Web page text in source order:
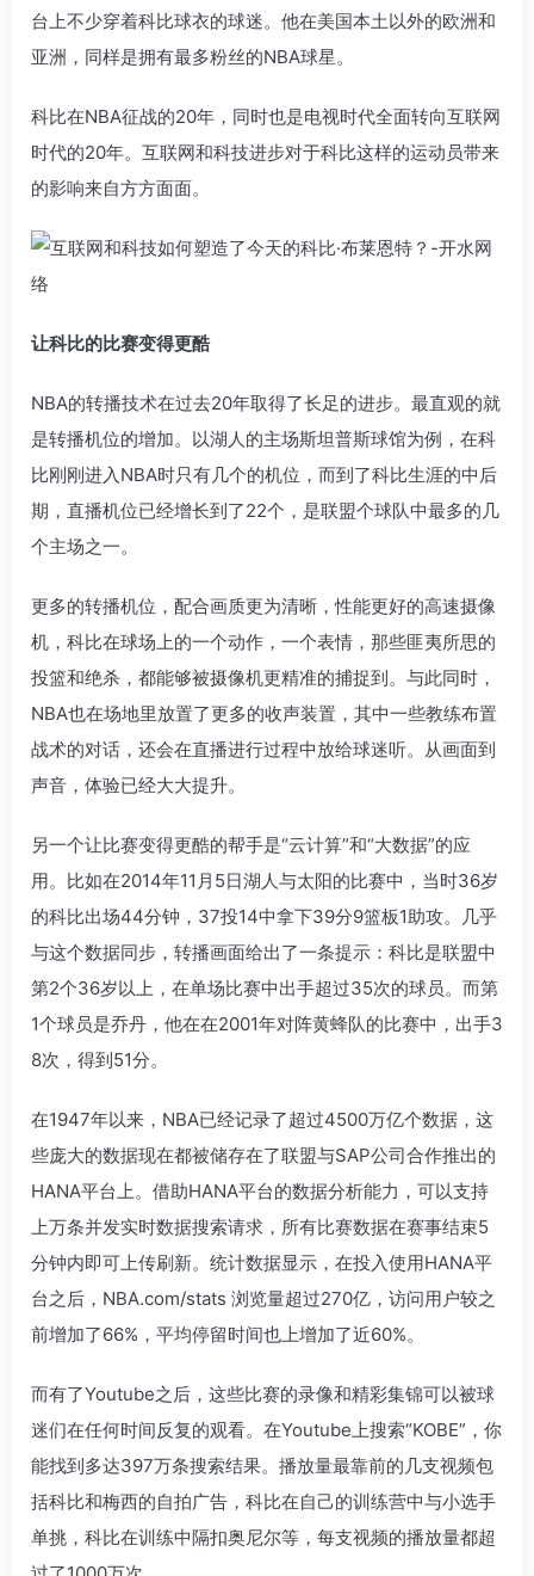
台上不少穿着科比球衣的球迷。他在美国本土以外的欧洲和
亚洲，同样是拥有最多粉丝的NBA球星。
科比在NBA征战的20年，同时也是电视时代全面转向互联网
时代的20年。互联网和科技进步对于科比这样的运动员带来
的影响来自方方面面。
让科比的比赛变得更酷
NBA的转播技术在过去20年取得了长足的进步。最直观的就
是转播机位的增加。以湖人的主场斯坦普斯球馆为例，在科
比刚刚进入NBA时只有几个的机位，而到了科比生涯的中后
期，直播机位已经增长到了22个，是联盟个球队中最多的几
个主场之一。
更多的转播机位，配合画质更为清晰，性能更好的高速摄像
机，科比在球场上的一个动作，一个表情，那些匪夷所思的
投篮和绝杀，都能够被摄像机更精准的捕捉到。与此同时，
NBA也在场地里放置了更多的收声装置，其中一些教练布置
战术的对话，还会在直播进行过程中放给球迷听。从画面到
声音，体验已经大大提升。
另一个让比赛变得更酷的帮手是“云计算”和“大数据”的应
用。比如在2014年11月5日湖人与太阳的比赛中，当时36岁
的科比出场44分钟，37投14中拿下39分9篮板1助攻。几乎
与这个数据同步，转播画面给出了一条提示：科比是联盟中
第2个36岁以上，在单场比赛中出手超过35次的球员。而第
1个球员是乔丹，他在在2001年对阵黄蜂队的比赛中，出手3
8次，得到51分。
在1947年以来，NBA已经记录了超过4500万亿个数据，这
些庞大的数据现在都被储存在了联盟与SAP公司合作推出的
HANA平台上。借助HANA平台的数据分析能力，可以支持
上万条并发实时数据搜索请求，所有比赛数据在赛事结束5
分钟内即可上传刷新。统计数据显示，在投入使用HANA平
台之后，NBA.com/stats 浏览量超过270亿，访问用户较之
前增加了66%，平均停留时间也上增加了近60%。
而有了Youtube之后，这些比赛的录像和精彩集锦可以被球
迷们在任何时间反复的观看。在Youtube上搜索“KOBE”，你
能找到多达397万条搜索结果。播放量最靠前的几支视频包
括科比和梅西的自拍广告，科比在自己的训练营中与小选手
单挑，科比在训练中隔扣奥尼尔等，每支视频的播放量都超